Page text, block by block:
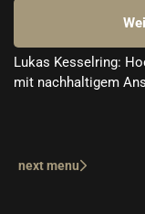
Lukas Kesselring:
mit nachhaltigem
next menu